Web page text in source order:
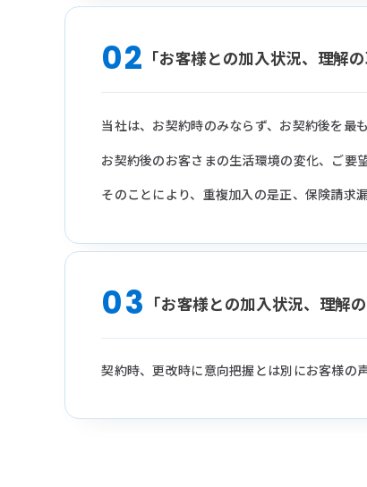
02 「お客様との加入状況、理解の
当社は、お契約時のみならず、お契約後を最
お契約後のお客さまの生活環境の変化、ご要
そのことにより、重複加入の是正、保険請求
03 「お客様との加入状況、理解の
契約時、更改時に意向把握とは別にお客様の